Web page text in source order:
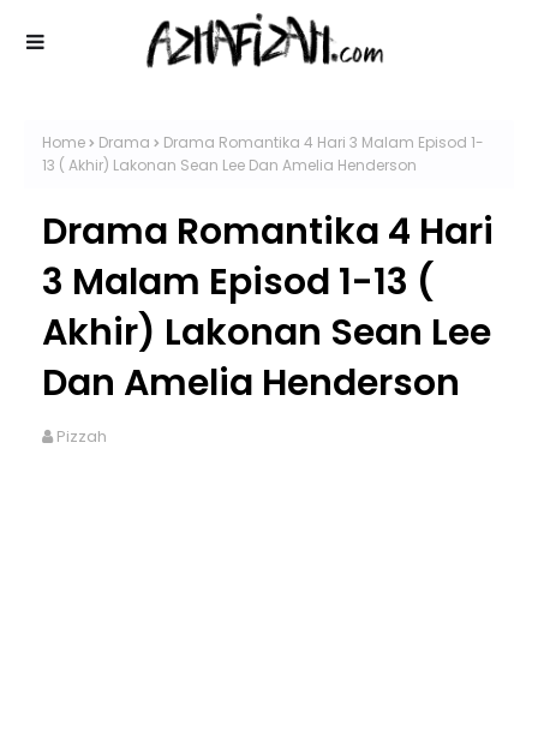
Home Drama
Drama Romantika 4 Hari 3 Malam Episod 1-
13 ( Akhir) Lakonan Sean Lee Dan Amelia Henderson
Drama Romantika 4 Hari
3 Malam Episod 1-13 (
Akhir) Lakonan Sean Lee
Dan Amelia Henderson
Pizzah